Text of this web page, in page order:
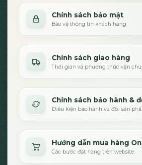
Chính sách bảo mật
Bảo vệ thông tin khách hàng
Chính sách giao hàng
Thời gian và phương thức vận
Chính sách bảo hành &
Điều kiện bảo hành và đổi sản
Hướng dẫn mua hàng
Các bước đặt hàng trên website